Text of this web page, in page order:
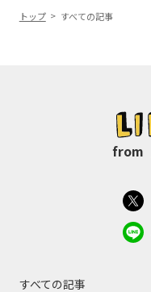
トップ すべての記事
from
すべての記事